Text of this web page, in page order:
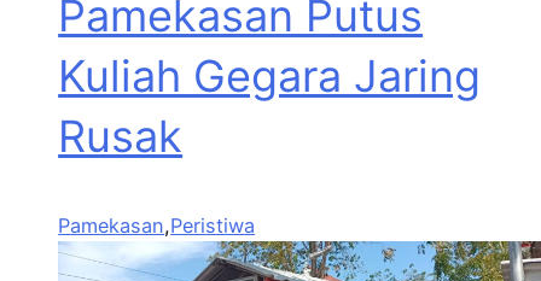
Pamekasan Putus
Kuliah Gegara Jaring
Rusak
Pamekasan,Peristiwa